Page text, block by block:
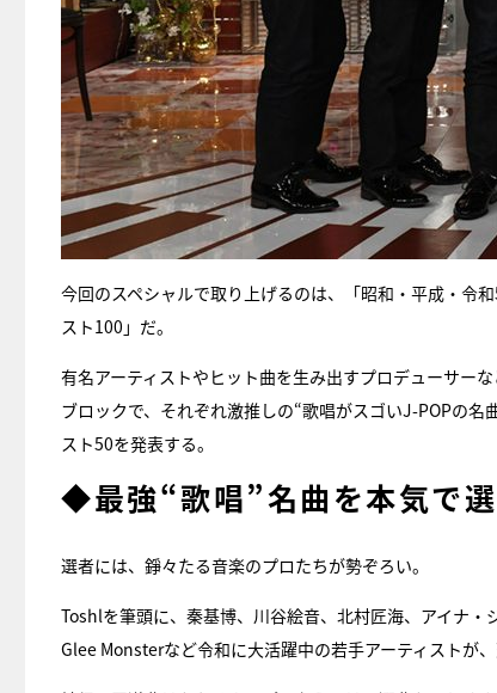
今回のスペシャルで取り上げるのは、「昭和・平成・令
スト100」だ。
有名アーティストやヒット曲を生み出すプロデューサー
ブロックで、それぞれ激推しの“歌唱がスゴいJ-POPの
スト50を発表する。
◆最強“歌唱”名曲を本気で選
選者には、錚々たる音楽のプロたちが勢ぞろい。
Toshlを筆頭に、秦基博、川谷絵音、北村匠海、アイナ
Glee Monsterなど令和に大活躍中の若手アーティストが